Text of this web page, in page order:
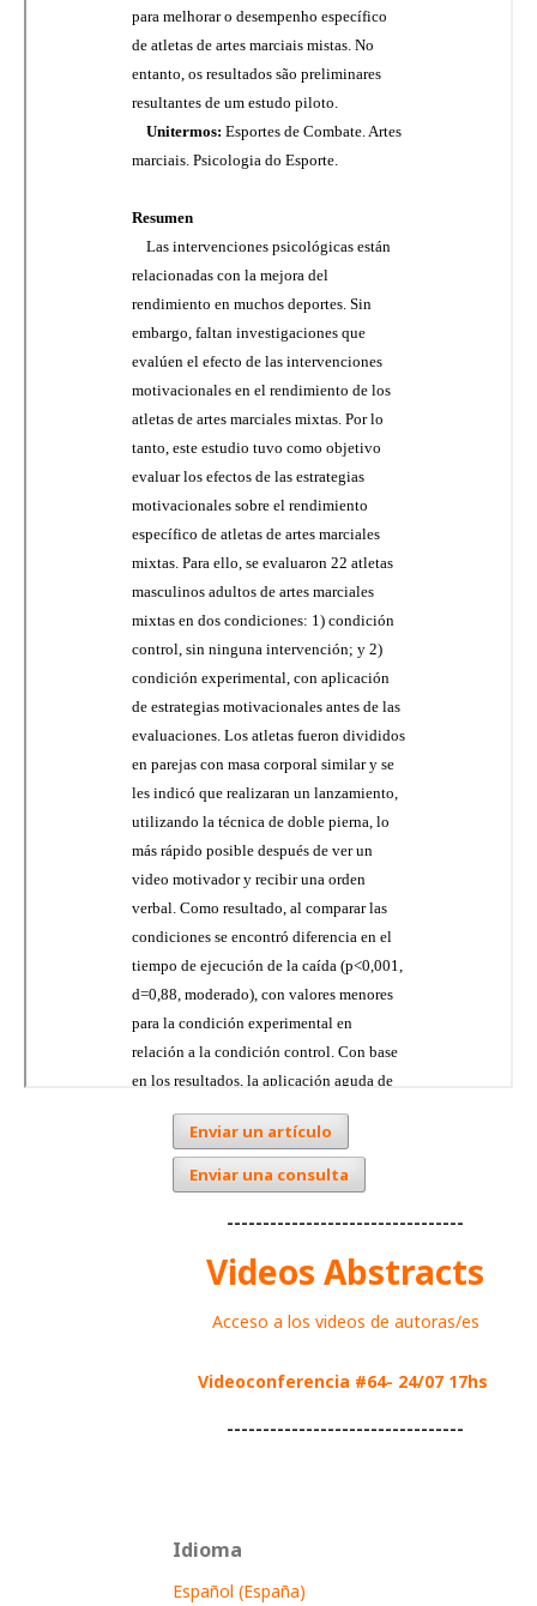
Enviar un artículo
Enviar una consulta
---------------------------------
Videos Abstracts
Acceso a los videos de autoras/es
Videoconferencia #64- 24/07 17hs
---------------------------------
Idioma
Español (España)